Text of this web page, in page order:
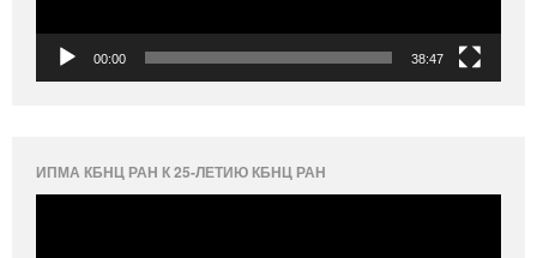
00:00 38:47
ИПМА КБНЦ РАН К 25-ЛЕТИЮ КБНЦ РАН